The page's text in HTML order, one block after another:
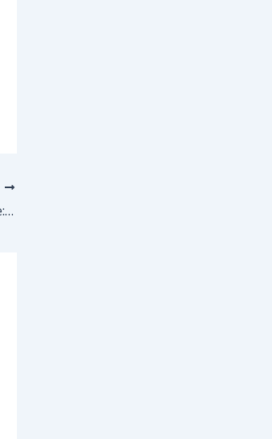
Kiprah Marsal Guru MAN 1 Bone: Dari Peserta Menjadi Instruktur Inti Nasional